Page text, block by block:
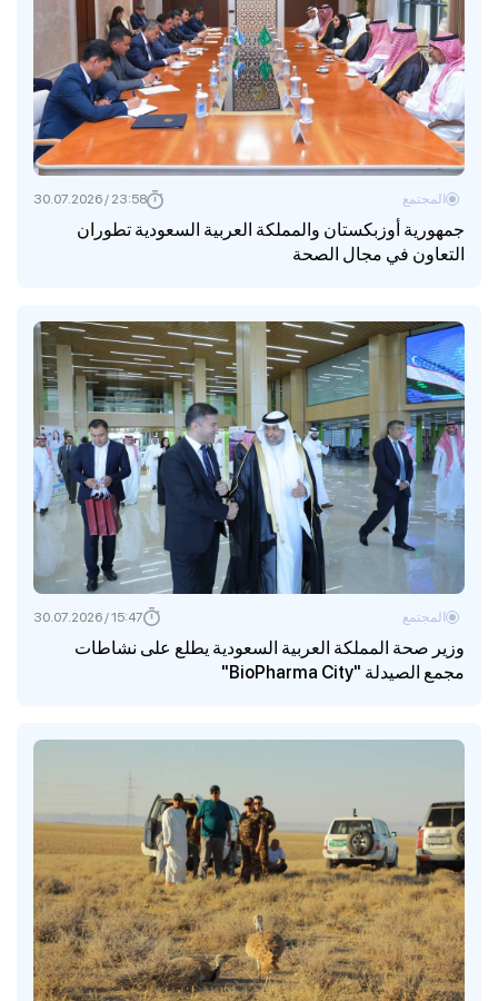
جمهورية أوزبكستان والمملكة العربية السعودية تطوران
التعاون في مجال الصحة
المجتمع 23:58 / 30.07.2026
وزير صحة المملكة العربية السعودية يطلع على نشاطات
مجمع الصيدلة "BioPharma City"
المجتمع 15:47 / 30.07.2026